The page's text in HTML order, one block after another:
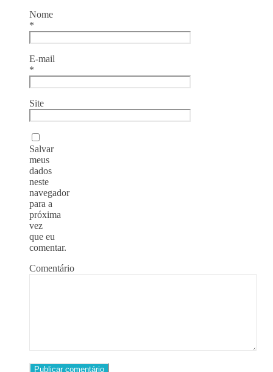
Nome
*
E-mail
*
Site
Salvar
meus
dados
neste
navegador
para a
próxima
vez
que eu
comentar.
Comentário